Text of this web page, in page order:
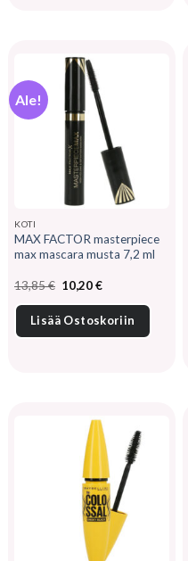
Ale!
KOTI
MAX FACTOR masterpiece
max mascara musta 7,2 ml
13,85€ Alkuperäinen
hinta
oli:
13,85 €.
10,20€Nykyinen
on:
10,20 €.
Lisää Ostoskoriin